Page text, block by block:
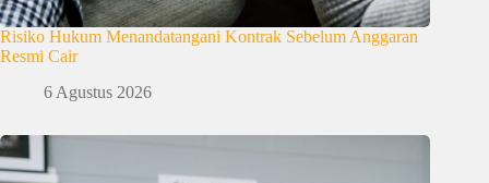
Risiko Hukum Menandatangani Kontrak Sebelum Anggaran
Resmi Cair
6 Agustus 2026